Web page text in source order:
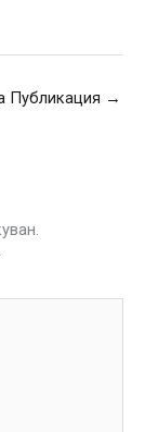
Публикация →